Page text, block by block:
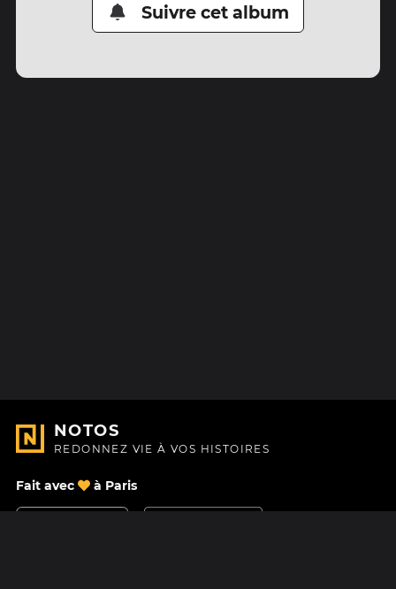
Suivre cet album
NOTOS
REDONNEZ VIE À VOS HISTOIRES
Fait avec à Paris